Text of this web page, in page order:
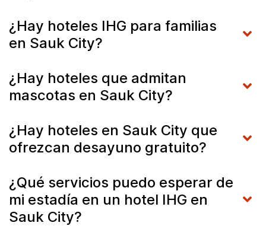
¿Hay hoteles IHG para familias
en Sauk City?
¿Hay hoteles que admitan
mascotas en Sauk City?
¿Hay hoteles en Sauk City que
ofrezcan desayuno gratuito?
¿Qué servicios puedo esperar de
mi estadía en un hotel IHG en
Sauk City?